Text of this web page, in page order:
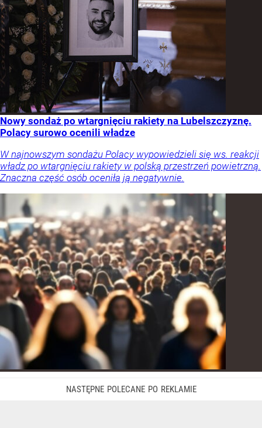
Nowy sondaż po wtargnięciu rakiety na Lubelszczyznę.
Polacy surowo ocenili władze
W najnowszym sondażu Polacy wypowiedzieli się ws. reakcji
władz po wtargnięciu rakiety w polską przestrzeń powietrzną.
Znaczna część osób oceniła ją negatywnie.